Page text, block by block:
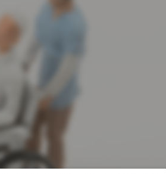
正社員